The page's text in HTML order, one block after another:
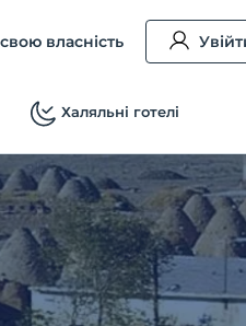
власність
Халяльні готелі